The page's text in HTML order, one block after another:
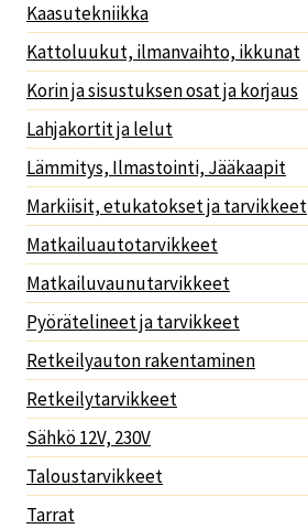
Kaasutekniikka
Kattoluukut, ilmanvaihto, ikkunat
Korin ja sisustuksen osat ja korjaus
Lahjakortit ja lelut
Lämmitys, Ilmastointi, Jääkaapit
Markiisit, etukatokset ja tarvikkeet
Matkailuautotarvikkeet
Matkailuvaunutarvikkeet
Pyörätelineet ja tarvikkeet
Retkeilyauton rakentaminen
Retkeilytarvikkeet
Sähkö 12V, 230V
Taloustarvikkeet
Tarrat